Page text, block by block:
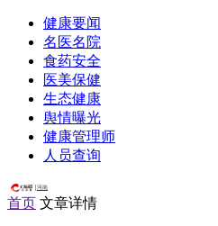
健康要闻
名医名院
食药安全
医美保健
生态健康
舆情曝光
健康管理师
人员查询
河南
首页 文章详情